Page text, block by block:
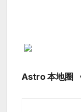
Astro 本地圈